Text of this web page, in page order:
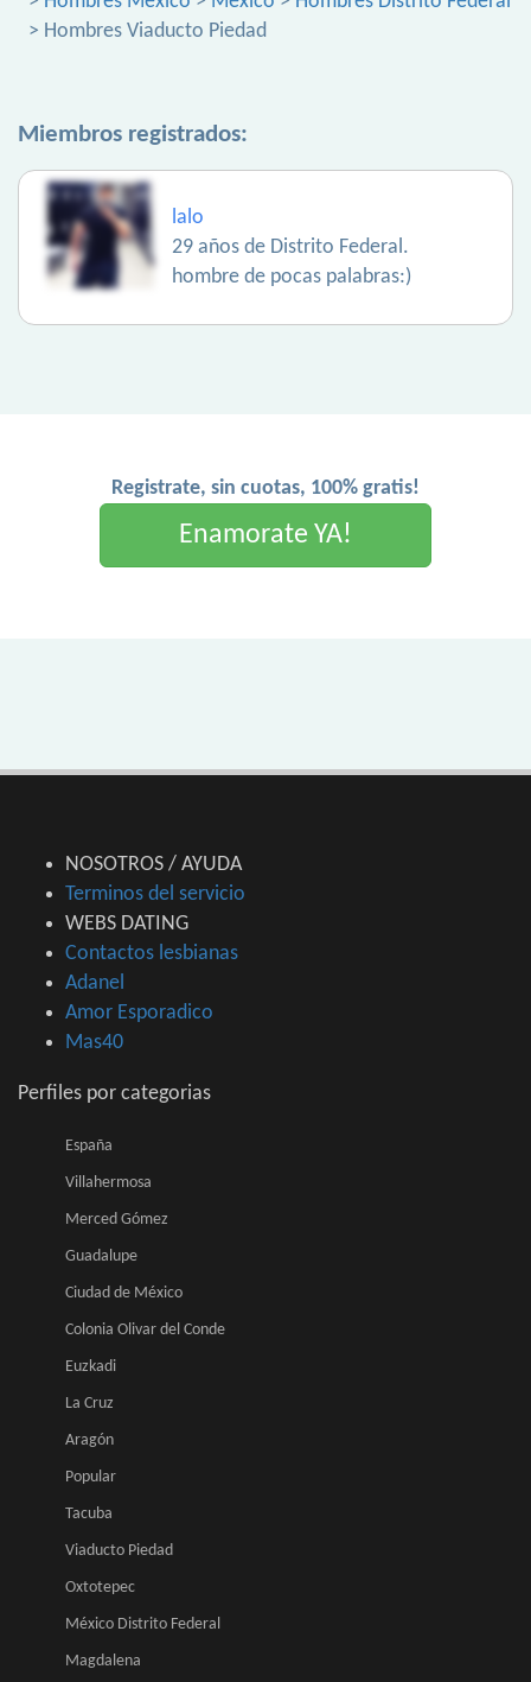
> Hombres Viaducto Piedad
Miembros registrados:
lalo
29 años de Distrito Federal.
hombre de pocas palabras:)
Registrate, sin cuotas, 100% gratis!
Enamorate YA!
NOSOTROS / AYUDA
Terminos del servicio
WEBS DATING
Contactos lesbianas
Adanel
Amor Esporadico
Mas40
Perfiles por categorias
España
Villahermosa
Merced Gómez
Guadalupe
Ciudad de México
Colonia Olivar del Conde
Euzkadi
La Cruz
Aragón
Popular
Tacuba
Viaducto Piedad
Oxtotepec
México Distrito Federal
Magdalena